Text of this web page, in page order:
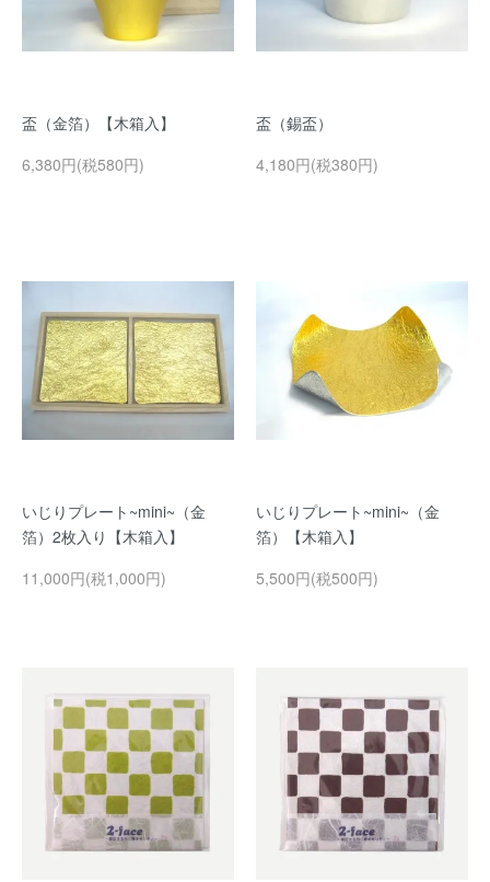
盃（金箔）【木箱入】
6,380円(税580円)
盃（錫盃）
4,180円(税380円)
いじりプレート~mini~（金
箔）2枚入り【木箱入】
11,000円(税1,000円)
いじりプレート~mini~（金
箔）【木箱入】
5,500円(税500円)